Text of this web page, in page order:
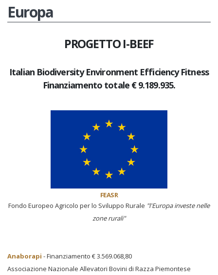
Europa
PROGETTO I-BEEF
Italian Biodiversity Environment Efficiency Fitness
Finanziamento totale € 9.189.935.
FEASR
Fondo Europeo Agricolo per lo Sviluppo Rurale "l'Europa investe nelle
zone rurali"
Anaborapi - Finanziamento € 3.569.068,80
Associazione Nazionale Allevatori Bovini di Razza Piemontese